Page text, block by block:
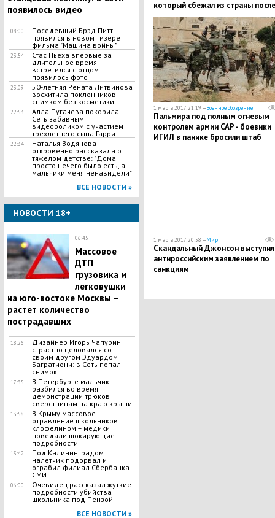
появилось видео
08:00
Поседевший Брэд Питт
появился в новом тизере
фильма "Машина войны"
23:54
Стас Пьеха впервые за
длительное время
встретился с отцом:
появилось фото
23:09
50-летняя Рената Литвинова
восхитила поклонников
снимком без косметики
22:53
Алла Пугачева покорила
Сеть забавным
видеороликом с участием
трехлетнего сына Гарри
22:34
Наталья Водянова
откровенно рассказала о
тяжелом детстве: "Дома
просто нечего было есть, а
мальчики меня ненавидели"
ВСЕ НОВОСТИ »
НОВОСТИ 18+
06:45
Массовое
ДТП
грузовика и
легковушки
на юго-востоке Москвы –
растет количество
пострадавших
18:26
Дизайнер Игорь Чапурин
страстно целовался со
своим другом Эдуардом
Багратиони: в Сеть попал
снимок
17:35
В Петербурге мальчик
разбился во время
демонстрации трюков
сверстницам на краю крыши
13:58
В Крыму массовое
отравление школьников
клофелином – медики
поведали шокирующие
подробности
13:42
Под Калининградом
налетчик подорвал и
ограбил филиал Сбербанка -
СМИ
06:00
Очевидец рассказал жуткие
подробности убийства
школьника под Пензой
ВСЕ НОВОСТИ »
который сбежал из страны после
крупной кражи
1 марта 2017, 21:19 —Военное обозрение
Пальмира под полным огневым
контролем армии САР - боевики
ИГИЛ в панике бросили штаб
1 марта 2017, 20:58 —Мир
Скандальный Джонсон выступил
антироссийским заявлением по
санкциям